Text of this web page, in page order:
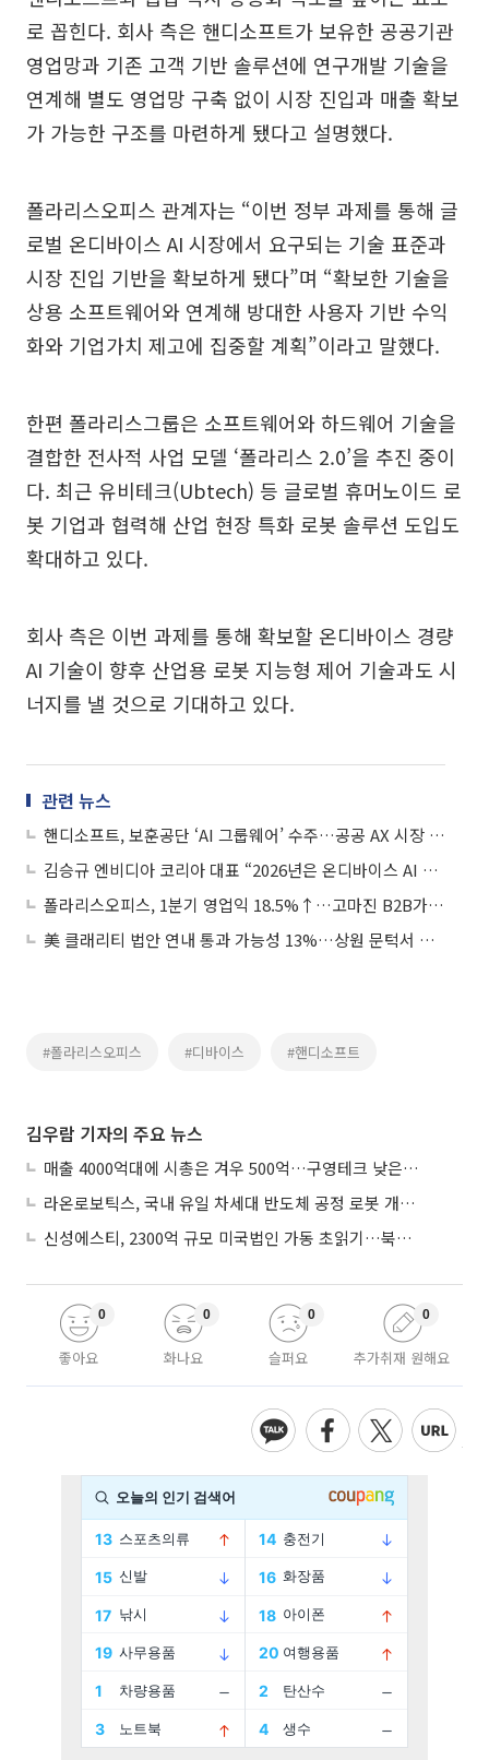
로 꼽힌다. 회사 측은 핸디소프트가 보유한 공공기관
영업망과 기존 고객 기반 솔루션에 연구개발 기술을
연계해 별도 영업망 구축 없이 시장 진입과 매출 확보
가 가능한 구조를 마련하게 됐다고 설명했다.
폴라리스오피스 관계자는 “이번 정부 과제를 통해 글
로벌 온디바이스 AI 시장에서 요구되는 기술 표준과
시장 진입 기반을 확보하게 됐다”며 “확보한 기술을
상용 소프트웨어와 연계해 방대한 사용자 기반 수익
화와 기업가치 제고에 집중할 계획”이라고 말했다.
한편 폴라리스그룹은 소프트웨어와 하드웨어 기술을
결합한 전사적 사업 모델 ‘폴라리스 2.0’을 추진 중이
다. 최근 유비테크(Ubtech) 등 글로벌 휴머노이드 로
봇 기업과 협력해 산업 현장 특화 로봇 솔루션 도입도
확대하고 있다.
회사 측은 이번 과제를 통해 확보할 온디바이스 경량
AI 기술이 향후 산업용 로봇 지능형 제어 기술과도 시
너지를 낼 것으로 기대하고 있다.
관련 뉴스
핸디소프트, 보훈공단 ‘AI 그룹웨어’ 수주…공공 AX 시장 정조준
김승규 엔비디아 코리아 대표 “2026년은 온디바이스 AI PC 생태계 원년”
폴라리스오피스, 1분기 영업익 18.5%↑…고마진 B2B가 견인한 ‘체질 개선’
美 클래리티 법안 연내 통과 가능성 13%…상원 문턱서 제동
#폴라리스오피스 #디바이스 #핸디소프트
김우람 기자의 주요 뉴스
매출 4000억대에 시총은 겨우 500억…구영테크 낮은 몸값에 저가 승계 마무리
라온로보틱스, 국내 유일 차세대 반도체 공정 로봇 개발 ‘고객사 테스트 진행’
신성에스티, 2300억 규모 미국법인 가동 초읽기…북미 ESS 공략 본격화
좋아요
0
화나요
0
슬퍼요
0
추가취재 원해요
0